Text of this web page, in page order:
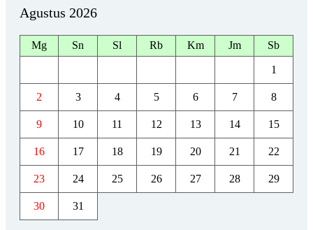
Agustus 2026
Mg Sn Sl Rb Km Jm Sb
1
2 3 4 5 6 7 8
9 10 11 12 13 14 15
16 17 18 19 20 21 22
23 24 25 26 27 28 29
30 31